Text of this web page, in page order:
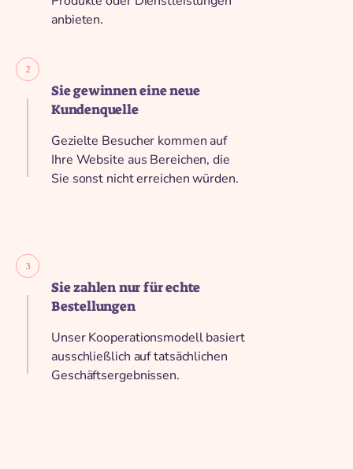
anbieten.
Sie gewinnen eine neue
Kundenquelle
Gezielte Besucher kommen auf
Ihre Website aus Bereichen, die
Sie sonst nicht erreichen würden.
Sie zahlen nur für echte
Bestellungen
Unser Kooperationsmodell basiert
ausschließlich auf tatsächlichen
Geschäftsergebnissen.